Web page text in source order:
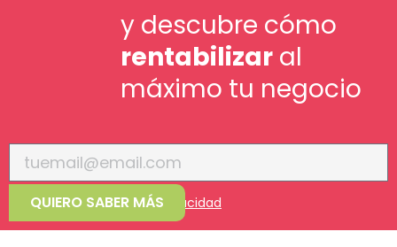
y descubre cómo
rentabilizar al
máximo tu negocio
Acepto lapolítica de privacidad
QUIERO SABER MÁS